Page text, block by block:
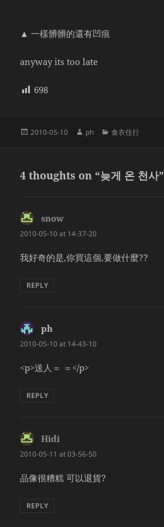
▲ 一樣髒髒的還有凹痕
anyway its too late
698
Posted
2010-05-10 Author
ph Categories
食衣住行
4 thoughts on “늦게 온 천사”
snow
2010-05-10 at 14-37-20
我好奇的是,你買這個,要做什麼??
REPLY
ph
2010-05-10 at 14-43-10
<p>送人＝ ＝</p>
REPLY
Hidi
2010-05-11 at 03-56-50
品像很糟糕 可以退貨?
REPLY